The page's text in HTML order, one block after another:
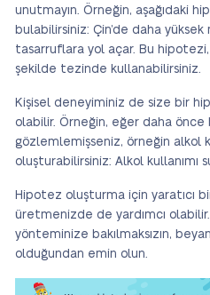
unutmayın. Örneğin, aşağıdaki
bulabilirsiniz: Çin’de daha
tasarruflara yol açar. Bu hipotezi,
şekilde tezinde kullanabilirsiniz.
Kişisel deneyiminiz de size bir
olabilir. Örneğin, eğer daha önce
gözlemlemişseniz, örneğin alkol
oluşturabilirsiniz: Alkol kullanımı
Hipotez oluşturma için yaratıcı
üretmenizde de yardımcı
yönteminize bakılmaksızın,
olduğundan emin olun.